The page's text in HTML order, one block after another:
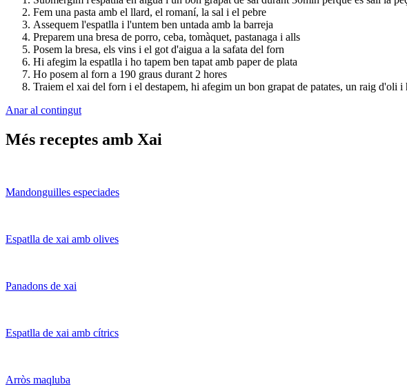
Fem una pasta amb el llard, el romaní, la sal i el pebre
Assequem l'espatlla i l'untem ben untada amb la barreja
Preparem una bresa de porro, ceba, tomàquet, pastanaga i alls
Posem la bresa, els vins i el got d'aigua a la safata del forn
Hi afegim la espatlla i ho tapem ben tapat amb paper de plata
Ho posem al forn a 190 graus durant 2 hores
Traiem el xai del forn i el destapem, hi afegim un bon grapat de patates, un raig d'oli
Anar al contingut
Més receptes amb Xai
Mandonguilles especiades
Espatlla de xai amb olives
Panadons de xai
Espatlla de xai amb cítrics
Arròs maqluba